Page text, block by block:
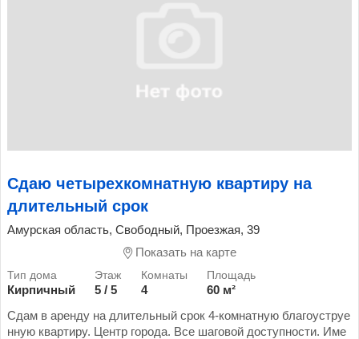
Сдаю четырехкомнатную квартиру на
длительный срок
Амурская область, Свободный, Проезжая, 39
Показать на карте
Кирпичный 5 / 5 4
60 м²
Сдам в аренду на длительный срок 4-комнатную благоуструе
нную квартиру. Центр города. Все шаговой доступности. Име